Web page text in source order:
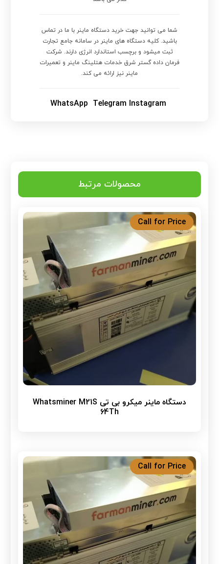
شما می توانید جهت خرید دستگاه ماینر با ما در تماس
باشید. کلیه دستگاه های ماینر در سامانه جامع تجارت
ثبت میشود و برچسب استاندارد انرژی دارند. شرکت
فرمان داده گستر شرق خدمات هتلینگ ماینر و تعمیرات
ماینر نیز ارائه می کند.
WhatsApp Telegram Instagram
محصولات مرتبط
دستگاه ماینر میکرو بی تی Whatsminer M21S
64Th
Call for Price
Call for Price